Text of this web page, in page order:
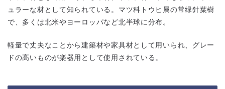
ュラーな材として知られている。マツ科トウヒ属の常緑針葉樹
で、多くは北米やヨーロッパなど北半球に分布。
軽量で丈夫なことから建築材や家具材として用いられ、グレー
ドの高いものが楽器用として使用されている。